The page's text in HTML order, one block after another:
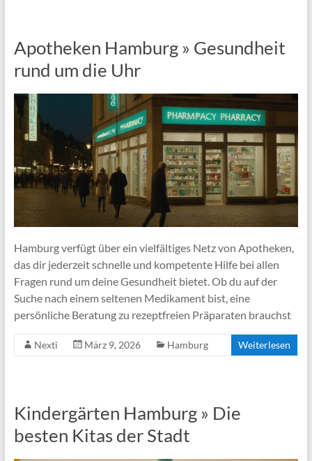
Apotheken Hamburg » Gesundheit
rund um die Uhr
Hamburg verfügt über ein vielfältiges Netz von Apotheken,
das dir jederzeit schnelle und kompetente Hilfe bei allen
Fragen rund um deine Gesundheit bietet. Ob du auf der
Suche nach einem seltenen Medikament bist, eine
persönliche Beratung zu rezeptfreien Präparaten brauchst
Nexti März 9, 2026 Hamburg Weiterlesen
Kindergärten Hamburg » Die
besten Kitas der Stadt